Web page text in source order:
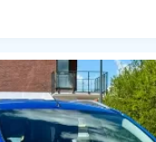
spalanie. Auto sprowa